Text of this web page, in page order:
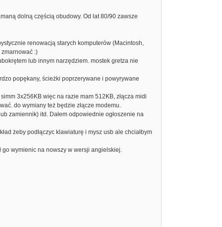
dolną częścią obudowy. Od lat 80/90 zawsze
renowacją starych komputerów (Macintosh,
:)
lub innym narzędziem. mostek gretza nie
popękany, ścieżki poprzerywane i powyrywane
3x256KB więc na razie mam 512KB, złącza midi
do wymiany też będzie złącze modemu.
zamiennik) itd. Dałem odpowiednie ogłoszenie na
żeby podłączyc klawiaturę i mysz usb ale chciałbym
go wymienic na nowszy w wersji angielskiej.